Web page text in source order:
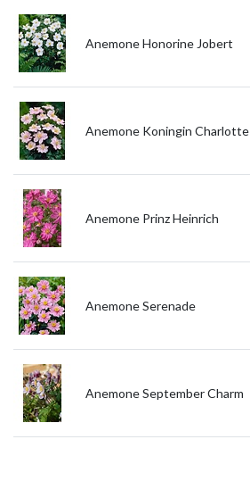
Anemone Honorine Jobert
Anemone Koningin Charlotte
Anemone Prinz Heinrich
Anemone Serenade
Anemone September Charm